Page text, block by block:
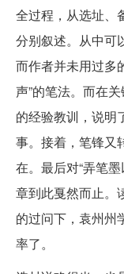
全过程，从选址、
分别叙述。从中可
而作者并未用过多
声”的笔法。而在
的经验教训，说明
事。接着，笔锋又
在。最后对“弄笔
章到此戛然而止。
的过问下，袁州州
率了。